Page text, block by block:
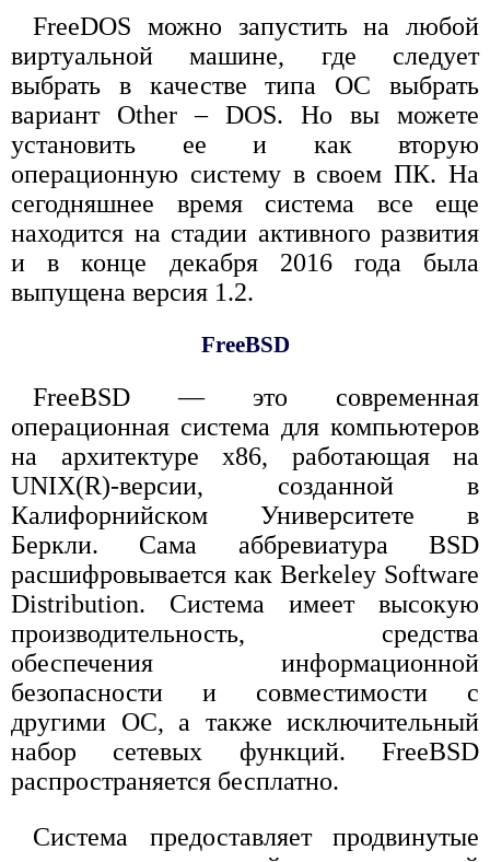
FreeDOS можно запустить на любой
виртуальной машине, где следует
выбрать в качестве типа ОС выбрать
вариант Other – DOS. Но вы можете
установить ее и как вторую
операционную систему в своем ПК. На
сегодняшнее время система все еще
находится на стадии активного развития
и в конце декабря 2016 года была
выпущена версия 1.2.
FreeBSD
FreeBSD — это современная
операционная система для компьютеров
на архитектуре x86, работающая на
UNIX(R)-версии, созданной в
Калифорнийском Университете в
Беркли. Сама аббревиатура BSD
расшифровывается как Berkeley Software
Distribution. Система имеет высокую
производительность, средства
обеспечения информационной
безопасности и совместимости с
другими ОС, а также исключительный
набор сетевых функций. FreeBSD
распространяется бесплатно.
Система предоставляет продвинутые